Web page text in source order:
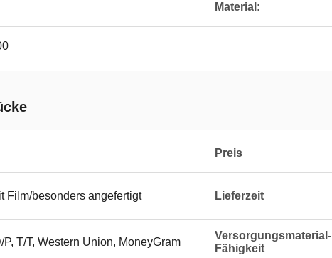
Material:
Preis
Film/besonders angefertigt Lieferzeit
P, T/T, Western Union, MoneyGram
Versorgungsmaterial-
Fähigkeit